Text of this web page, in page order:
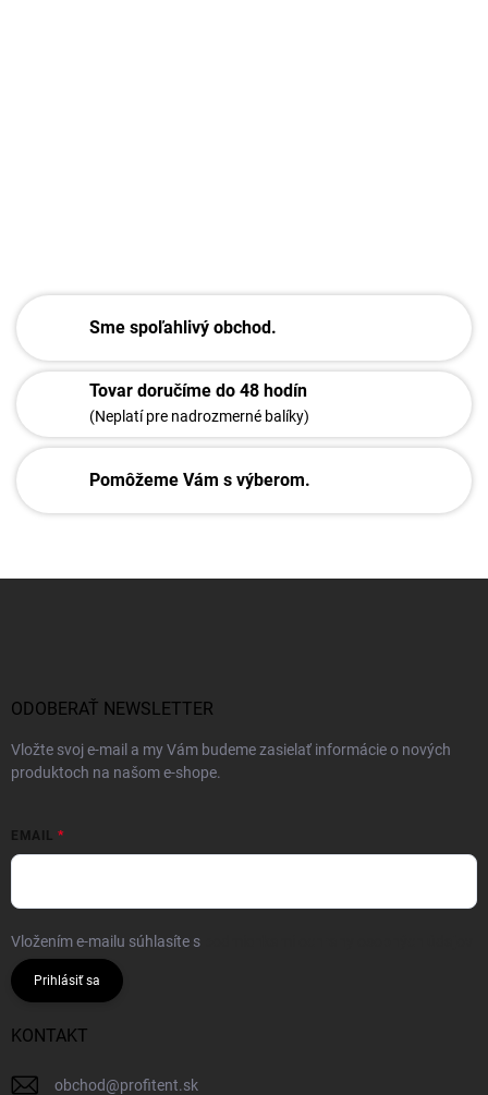
Sme spoľahlivý obchod.
Tovar doručíme do 48 hodín
(Neplatí pre nadrozmerné balíky)
Pomôžeme Vám s výberom.
ODOBERAŤ NEWSLETTER
Vložte svoj e-mail a my Vám budeme zasielať informácie o nových
produktoch na našom e-shope.
EMAIL
Vložením e-mailu súhlasíte s
Prihlásiť sa
KONTAKT
obchod@profitent.sk